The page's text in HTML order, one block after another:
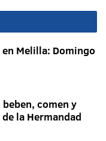
Melilla: Domingo
comen y
la Hermandad